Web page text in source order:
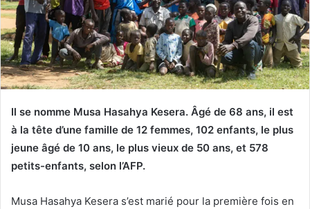
Il se nomme Musa Hasahya Kesera. Âgé de 68 ans, il est
à la tête d’une famille de 12 femmes, 102 enfants, le plus
jeune âgé de 10 ans, le plus vieux de 50 ans, et 578
petits-enfants, selon l’AFP.
Musa Hasahya Kesera s’est marié pour la première fois en